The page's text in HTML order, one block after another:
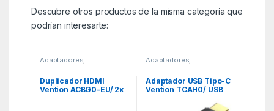
Descubre otros productos de la misma categoría que
podrían interesarte:
Adaptadores,
Adaptadores HDMI
Duplicador HDMI
Vention ACBG0-EU/ 2x
Adaptadores,
Adaptadores HDMI
Adaptador USB Tipo-C
Vention TCAH0/ USB